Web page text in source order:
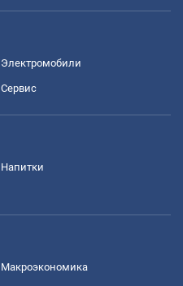
Электромобили
Сервис
Напитки
Mакроэкономика